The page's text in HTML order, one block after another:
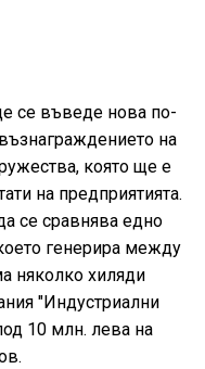
се въведе нова по-
на
която ще е
на предприятията.
се сравнява едно
генерира между
няколко хиляди
"Индустриални
10 млн. лева на